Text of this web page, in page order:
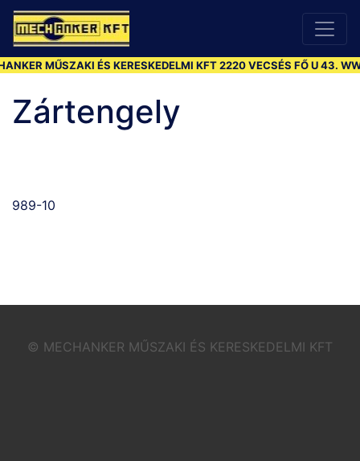
MŰSZAKI ÉS KERESKEDELMI KFT 2220 VECSÉS FŐ U 43.
Zártengely
989-10
© MECHANKER MŰSZAKI ÉS KERESKEDELMI KFT